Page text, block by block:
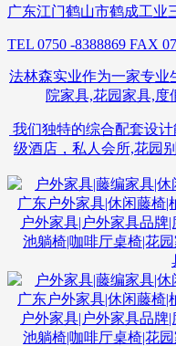
广东江门鹤山市鹤成工业
TEL 0750 -8388869 FAX
法林森实业作为一家专业
院家具,花园家具,
我们独特的综合配套设
级酒店，私人会所,花园